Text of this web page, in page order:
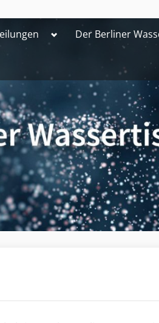
ToggleDer Berliner